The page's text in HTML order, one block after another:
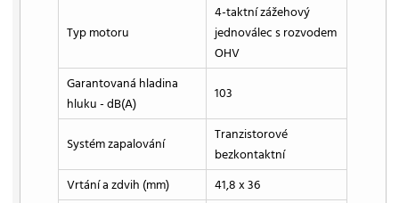
Typ motoru
4-taktní zážehový
jednoválec s rozvodem
OHV
Garantovaná hladina
hluku - dB(A)
103
Systém zapalování
Tranzistorové
bezkontaktní
Vrtání a zdvih (mm)
41,8 x 36